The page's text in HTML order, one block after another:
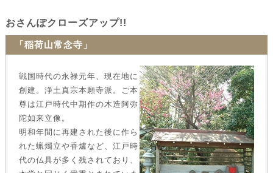
おさんぽクローズアップ!!
「稲荷山常念寺」
戦国時代の永禄元年、現在地に
創建。浄土真宗本願寺派。ご本
尊は江戸時代中期作の木造阿弥
陀如来立像。
明和年間に再建された後に作ら
れた蝋燭立や香爐など、江戸時
代の仏具が多く残されており、